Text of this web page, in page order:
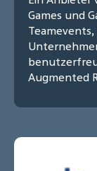
Games und
Augmented